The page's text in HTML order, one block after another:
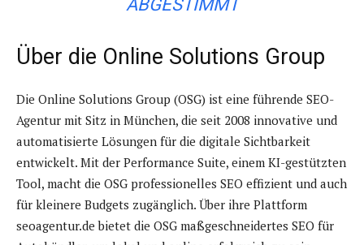
ABGESTIMMT
Über die Online Solutions Group
Die Online Solutions Group (OSG) ist eine führende SEO-
Agentur mit Sitz in München, die seit 2008 innovative und
automatisierte Lösungen für die digitale Sichtbarkeit
entwickelt. Mit der Performance Suite, einem KI-gestützten
Tool, macht die OSG professionelles SEO effizient und auch
für kleinere Budgets zugänglich. Über ihre Plattform
seoagentur.de bietet die OSG maßgeschneidertes SEO für